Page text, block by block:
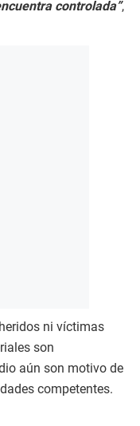
controlada”,
ni víctimas
son
aún son motivo de
competentes.